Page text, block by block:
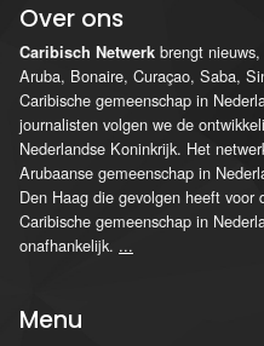
Over ons
Caribisch Netwerk brengt
Aruba, Bonaire, Curaçao, Saba,
Caribische gemeenschap in
journalisten volgen we de
Nederlandse Koninkrijk. Het
Arubaanse gemeenschap in
Den Haag die gevolgen heeft voor
Caribische gemeenschap in
onafhankelijk. ...
Menu